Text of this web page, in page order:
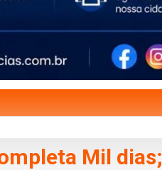
Mil dias;